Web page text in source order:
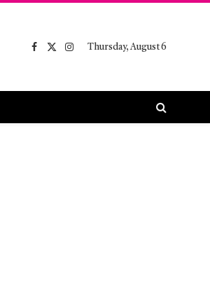
Facebook
X
Instagram
Thursday, August 6